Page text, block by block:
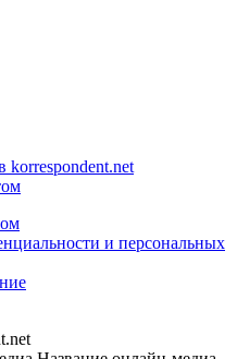
korrespondent.net
и персональных